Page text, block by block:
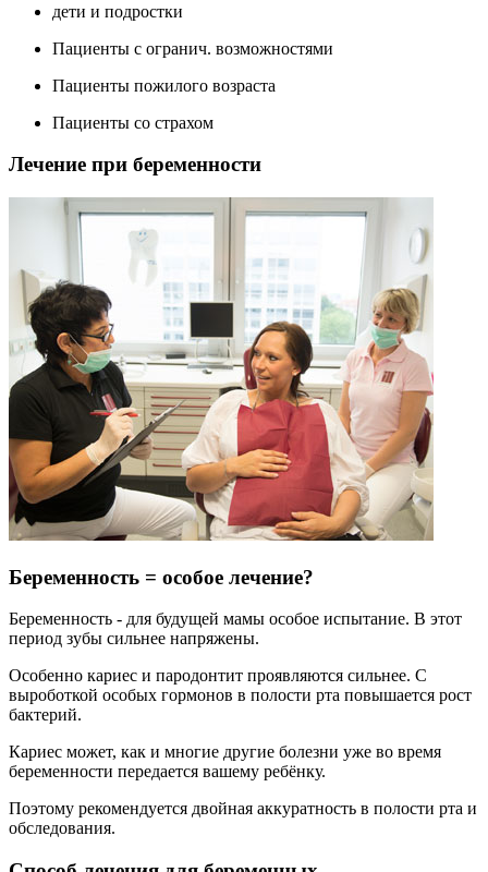
дети и подростки
Пациенты с огранич. возможностями
Пациенты пожилого возраста
Пациенты со страхом
Лечение при беременности
Беременность = особое лечение?
Беременность - для будущей мамы особое испытание. В этот
период зубы сильнее напряжены.
Особенно кариес и пародонтит проявляются сильнее. С
выроботкой особых гормонов в полости рта повышается рост
бактерий.
Кариес может, как и многие другие болезни уже во время
беременности передается вашему ребёнку.
Поэтому рекомендуется двойная аккуратность в полости рта и
обследования.